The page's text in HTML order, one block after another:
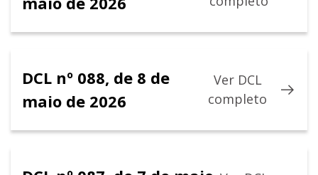
DCL nº 088, de 8 de
maio de 2026
Ver DCL
completo